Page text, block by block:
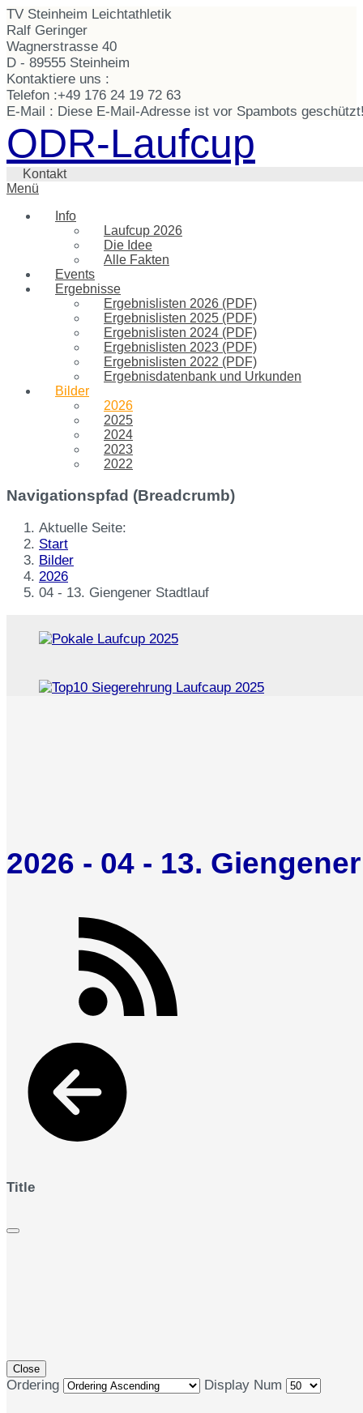
TV Steinheim Leichtathletik
Ralf Geringer
Wagnerstrasse 40
D - 89555 Steinheim
Kontaktiere uns :
Telefon :+49 176 24 19 72 63
E-Mail : Diese E-Mail-Adresse ist vor Spambots
ODR-Laufcup
Kontakt
Menü
Info
Laufcup 2026
Die Idee
Alle Fakten
Events
Ergebnisse
Ergebnislisten 2026 (PDF)
Ergebnislisten 2025 (PDF)
Ergebnislisten 2024 (PDF)
Ergebnislisten 2023 (PDF)
Ergebnislisten 2022 (PDF)
Ergebnisdatenbank und Urkunden
Bilder
2026
2025
2024
2023
2022
Navigationspfad (Breadcrumb)
Aktuelle Seite:
Start
Bilder
2026
04 - 13. Giengener Stadtlauf
2026 - 04 - 13.
Title
Close
Ordering Display Num